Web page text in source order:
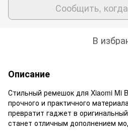
Сообщить,
В
Описание
Стильный ремешок для Xiaomi Mi
прочного и практичного
превратит гаджет в
станет отличным дополнением